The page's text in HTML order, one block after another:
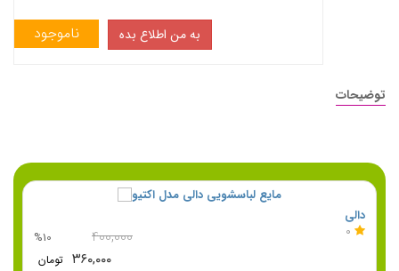
ناموجود به من اطلاع بده
توضیحات
دالی
0
%10 ۴۰۰,۰۰۰
۳۶۰,۰۰۰ تومان